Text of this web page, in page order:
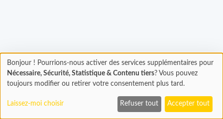
Chargement
En cours...
Bonjour ! Pourrions-nous activer des services supplémentaires pour
Nécessaire, Sécurité, Statistique & Contenu tiers? Vous pouvez
toujours modifier ou retirer votre consentement plus tard.
Laissez-moi choisir Refuser tout Accepter tout